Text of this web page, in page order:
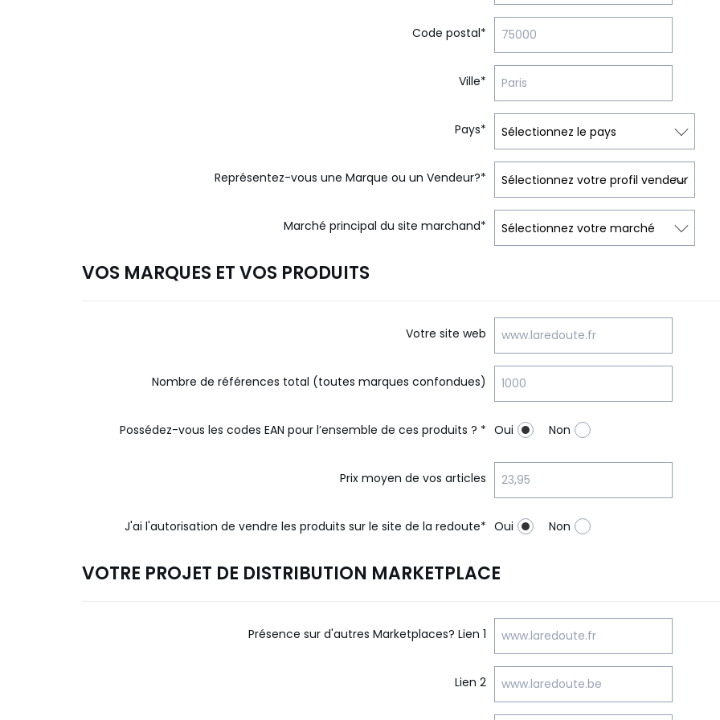
Code postal*
Ville*
Pays*
Représentez-vous une Marque ou un Vendeur?*
Marché principal du site marchand*
VOS MARQUES ET VOS PRODUITS
Votre site web
Nombre de références total (toutes marques confondues)
Possédez-vous les codes EAN pour l’ensemble de ces produits ? * Oui Non
Prix moyen de vos articles
J'ai l'autorisation de vendre les produits sur le site de la redoute* Oui Non
VOTRE PROJET DE DISTRIBUTION MARKETPLACE
Présence sur d'autres Marketplaces? Lien 1
Lien 2